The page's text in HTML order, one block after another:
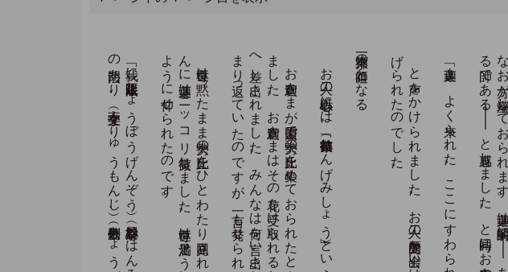
「迦葉よ。よく来られた。ここにすわられるがよい」
。
禅宗第一の祖師となる
。
。